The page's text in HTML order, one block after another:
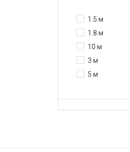
1.5 м
1.8 м
10 м
3 м
5 м